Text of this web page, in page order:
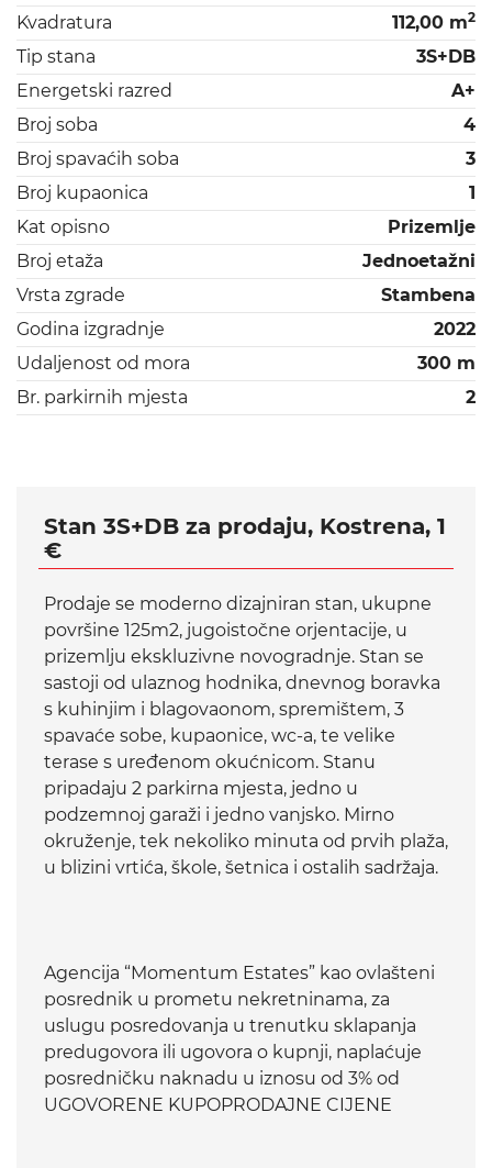
Kvadratura
112,00 m2
Tip stana
3S+DB
Energetski razred
A+
Broj soba
4
Broj spavaćih soba
3
Broj kupaonica
1
Kat opisno
Prizemlje
Broj etaža
Jednoetažni
Vrsta zgrade
Stambena
Godina izgradnje
2022
Udaljenost od mora
300 m
Br. parkirnih mjesta
2
Stan 3S+DB za prodaju, Kostrena, 1
€
Prodaje se moderno dizajniran stan, ukupne
površine 125m2, jugoistočne orjentacije, u
prizemlju ekskluzivne novogradnje. Stan se
sastoji od ulaznog hodnika, dnevnog boravka
s kuhinjim i blagovaonom, spremištem, 3
spavaće sobe, kupaonice, wc-a, te velike
terase s uređenom okućnicom. Stanu
pripadaju 2 parkirna mjesta, jedno u
podzemnoj garaži i jedno vanjsko. Mirno
okruženje, tek nekoliko minuta od prvih plaža,
u blizini vrtića, škole, šetnica i ostalih sadržaja.
Agencija “Momentum Estates” kao ovlašteni
posrednik u prometu nekretninama, za
uslugu posredovanja u trenutku sklapanja
predugovora ili ugovora o kupnji, naplaćuje
posredničku naknadu u iznosu od 3% od
UGOVORENE KUPOPRODAJNE CIJENE